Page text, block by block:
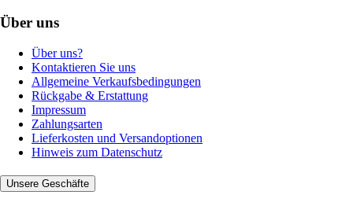
Über uns
Über uns?
Kontaktieren Sie uns
Allgemeine Verkaufsbedingungen
Rückgabe & Erstattung
Impressum
Zahlungsarten
Lieferkosten und Versandoptionen
Hinweis zum Datenschutz
Unsere Geschäfte